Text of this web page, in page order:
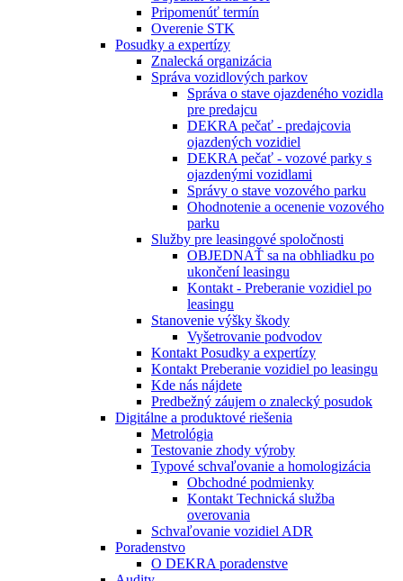
Pripomenúť termín
Overenie STK
Posudky a expertízy
Znalecká organizácia
Správa vozidlových parkov
Správa o stave ojazdeného vozidla
pre predajcu
DEKRA pečať - predajcovia
ojazdených vozidiel
DEKRA pečať - vozové parky s
ojazdenými vozidlami
Správy o stave vozového parku
Ohodnotenie a ocenenie vozového
parku
Služby pre leasingové spoločnosti
OBJEDNAŤ sa na obhliadku po
ukončení leasingu
Kontakt - Preberanie vozidiel po
leasingu
Stanovenie výšky škody
Vyšetrovanie podvodov
Kontakt Posudky a expertízy
Kontakt Preberanie vozidiel po leasingu
Kde nás nájdete
Predbežný záujem o znalecký posudok
Digitálne a produktové riešenia
Metrológia
Testovanie zhody výroby
Typové schvaľovanie a homologizácia
Obchodné podmienky
Kontakt Technická služba
overovania
Schvaľovanie vozidiel ADR
Poradenstvo
O DEKRA poradenstve